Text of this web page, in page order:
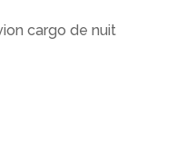
cargo de nuit